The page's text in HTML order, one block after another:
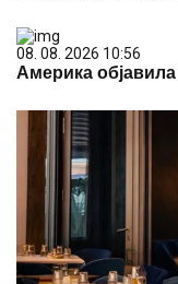
08. 08. 2026 10:56
Америка